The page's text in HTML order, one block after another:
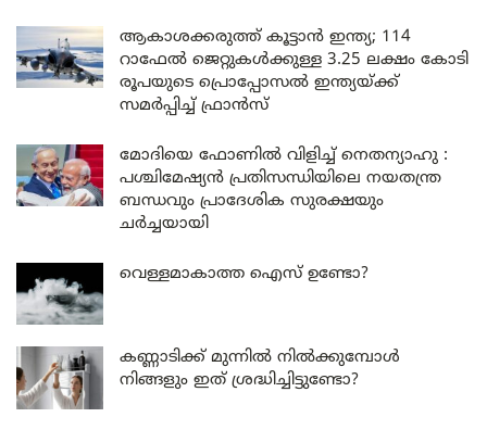
ആകാശക്കരുത്ത് കൂട്ടാൻ ഇന്ത്യ; 114
റാഫേൽ ജെറ്റുകൾക്കുള്ള 3.25 ലക്ഷം കോടി
രൂപയുടെ പ്രൊപ്പോസൽ ഇന്ത്യയ്ക്ക്
സമർപ്പിച്ച് ഫ്രാൻസ്
മോദിയെ ഫോണിൽ വിളിച്ച് നെതന്യാഹു :
പശ്ചിമേഷ്യൻ പ്രതിസന്ധിയിലെ നയതന്ത്ര
ബന്ധവും പ്രാദേശിക സുരക്ഷയും
ചർച്ചയായി
വെള്ളമാകാത്ത ഐസ് ഉണ്ടോ?
കണ്ണാടിക്ക് മുന്നിൽ നിൽക്കുമ്പോൾ
നിങ്ങളും ഇത് ശ്രദ്ധിച്ചിട്ടുണ്ടോ?